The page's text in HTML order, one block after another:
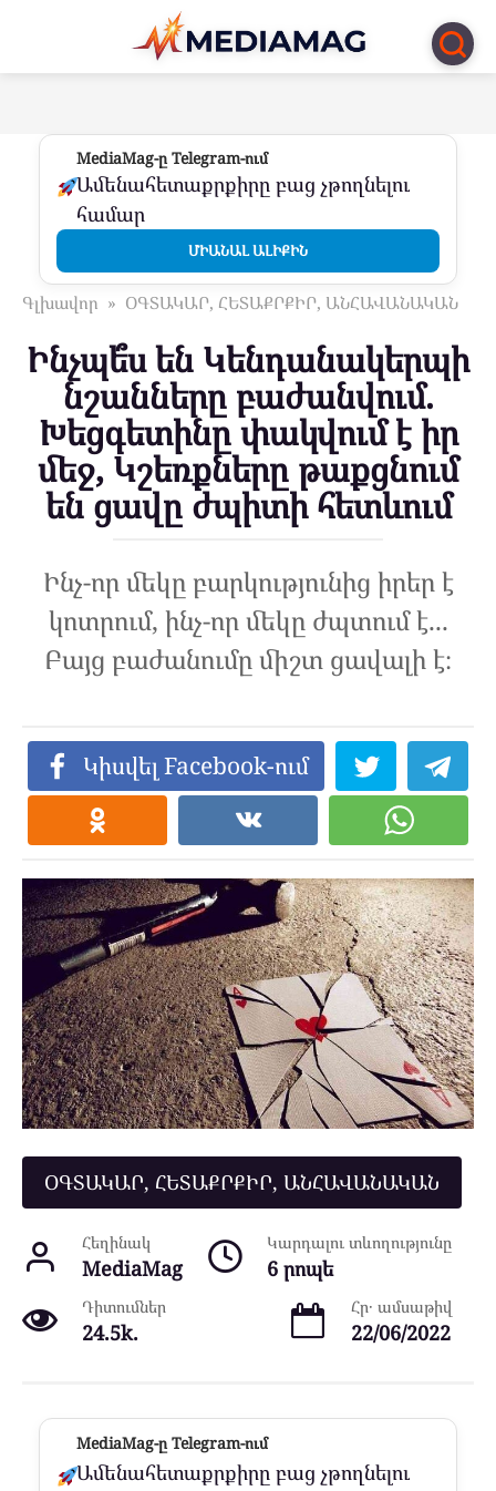
Перейти
контенту
MediaMag-ը Telegram-ում
Ամենահետաքրքիրը բաց չթողնելու
համար
ՄԻԱՆԱԼ ԱԼԻՔԻՆ
Գլխավոր » ՕԳՏԱԿԱՐ, ՀԵՏԱՔՐՔԻՐ, ԱՆՀԱՎԱՆԱԿԱՆ
Ինչպե՞ս են Կենդանակերպի
նշանները բաժանվում.
Խեցգետինը փակվում է իր
մեջ, Կշեռքները թաքցնում
են ցավը ժպիտի հետևում
Ինչ-որ մեկը բարկությունից իրեր է
կոտրում, ինչ-որ մեկը ժպտում է...
Բայց բաժանումը միշտ ցավալի է։
Կիսվել Facebook-ում
ՕԳՏԱԿԱՐ, ՀԵՏԱՔՐՔԻՐ, ԱՆՀԱՎԱՆԱԿԱՆ
Հեղինակ
MediaMag
Կարդալու տևողությունը
6 րոպե
Դիտումներ
24.5k.
Հր․ ամսաթիվ
22/06/2022
MediaMag-ը Telegram-ում
Ամենահետաքրքիրը բաց չթողնելու